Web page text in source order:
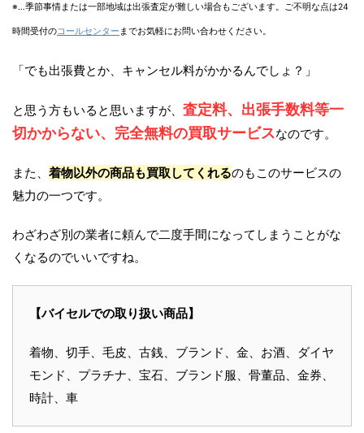
※…季節事情または一部地域は出張査定が難しい場合もございます。ご不明な点は24
時間受付のコールセンター までお気軽にお問い合わせください。
「でも出張費とか、キャンセル料がかかるんでしょ？」
と思う方もいると思いますが、 査定料、出張手数料等一
切かからない、完全無料の買取サービスなのです。
また、 着物以外の商品も買取してくれるのもこのサービスの
魅力の一つです。
わざわざ別の業者に頼んで二度手間になってしまうことがな
くなるのでいいですね。
【バイセルでの取り扱い商品】
着物、切手、毛皮、古銭、ブランド、金、お酒、ダイヤ
モンド、プラチナ、宝石、ブランド服、骨董品、金券、
時計、車